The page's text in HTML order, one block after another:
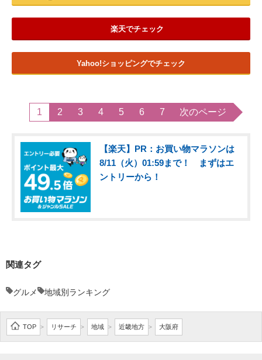
楽天でチェック
Yahoo!ショッピングでチェック
1 2 3 4 5 6 7 次のページ
【楽天】PR：お買い物マラソンは
8/11（火）01:59まで！ まずはエ
ントリーから！
関連タグ
グルメ 地域別ランキング
TOP > リサーチ > 地域 > 近畿地方 > 大阪府